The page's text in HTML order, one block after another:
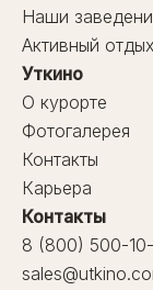
Наши
Активный отдых
Уткино
О курорте
Фотогалерея
Контакты
Карьера
Контакты
8 (800) 500-